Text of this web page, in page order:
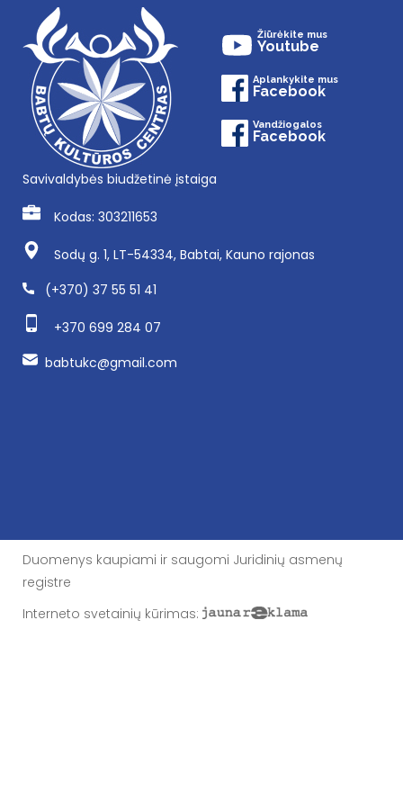
Žiūrėkite mus
Youtube
Aplankykite mus
Facebook
Vandžiogalos
Facebook
Savivaldybės biudžetinė įstaiga
Kodas: 303211653
Sodų g. 1, LT-54334, Babtai, Kauno rajonas
(+370) 37 55 51 41
+370 699 284 07
babtukc@gmail.com
Duomenys kaupiami ir saugomi Juridinių asmenų
registre
Interneto svetainių kūrimas: